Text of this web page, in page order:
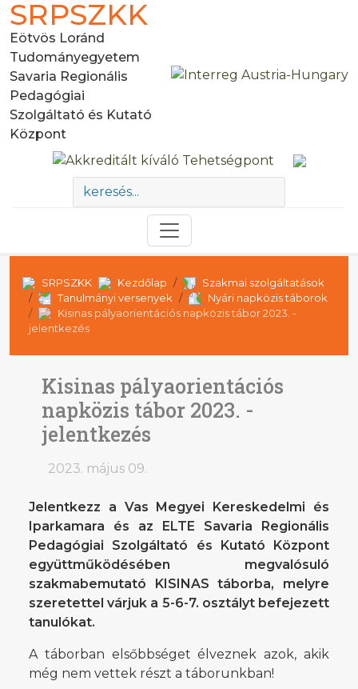
SRPSZKK
Eötvös Loránd
Tudományegyetem
Savaria Regionális
Pedagógiai
Szolgáltató és Kutató
Központ
SRPSZKK Kezdőlap
Szakmai szolgáltatások
Tanulmányi versenyek
Nyári napközis táborok
Kisinas pályaorientációs napközis tábor 2023. -
jelentkezés
Kisinas pályaorientációs
napközis tábor 2023. -
jelentkezés
2023. május 09.
Jelentkezz a Vas Megyei Kereskedelmi és
Iparkamara és az ELTE Savaria Regionális
Pedagógiai Szolgáltató és Kutató Központ
együttműködésében megvalósuló
szakmabemutató KISINAS táborba, melyre
szeretettel várjuk a 5-6-7. osztályt befejezett
tanulókat.
A táborban elsőbbséget élveznek azok, akik
még nem vettek részt a táborunkban!